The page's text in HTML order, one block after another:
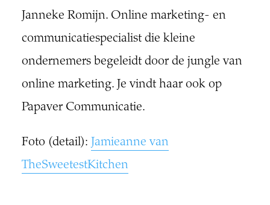
Janneke Romijn. Online marketing- en
communicatiespecialist die kleine
ondernemers begeleidt door de jungle van
online marketing. Je vindt haar ook op
Papaver Communicatie.
Foto (detail): Jamieanne van
TheSweetestKitchen